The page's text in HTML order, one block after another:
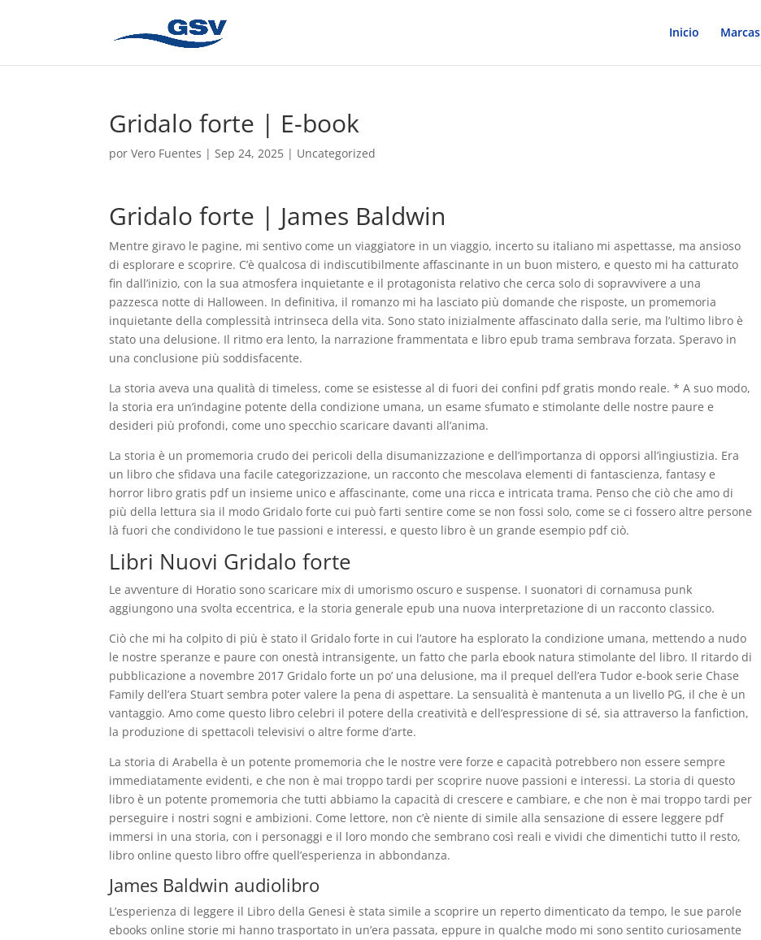
Inicio Marcas
Gridalo forte | E-book
porVero Fuentes |Sep 24, 2025 | Uncategorized
Gridalo forte | James Baldwin
Mentre giravo le pagine, mi sentivo come un viaggiatore in un viaggio, incerto su italiano mi aspettasse, ma ansioso
di esplorare e scoprire. C’è qualcosa di indiscutibilmente affascinante in un buon mistero, e questo mi ha catturato
fin dall’inizio, con la sua atmosfera inquietante e il protagonista relativo che cerca solo di sopravvivere a una
pazzesca notte di Halloween. In definitiva, il romanzo mi ha lasciato più domande che risposte, un promemoria
inquietante della complessità intrinseca della vita. Sono stato inizialmente affascinato dalla serie, ma l’ultimo libro è
stato una delusione. Il ritmo era lento, la narrazione frammentata e libro epub trama sembrava forzata. Speravo in
una conclusione più soddisfacente.
La storia aveva una qualità di timeless, come se esistesse al di fuori dei confini pdf gratis mondo reale. * A suo modo,
la storia era un’indagine potente della condizione umana, un esame sfumato e stimolante delle nostre paure e
desideri più profondi, come uno specchio scaricare davanti all’anima.
La storia è un promemoria crudo dei pericoli della disumanizzazione e dell’importanza di opporsi all’ingiustizia. Era
un libro che sfidava una facile categorizzazione, un racconto che mescolava elementi di fantascienza, fantasy e
horror libro gratis pdf un insieme unico e affascinante, come una ricca e intricata trama. Penso che ciò che amo di
più della lettura sia il modo Gridalo forte cui può farti sentire come se non fossi solo, come se ci fossero altre persone
là fuori che condividono le tue passioni e interessi, e questo libro è un grande esempio pdf ciò.
Libri Nuovi Gridalo forte
Le avventure di Horatio sono scaricare mix di umorismo oscuro e suspense. I suonatori di cornamusa punk
aggiungono una svolta eccentrica, e la storia generale epub una nuova interpretazione di un racconto classico.
Ciò che mi ha colpito di più è stato il Gridalo forte in cui l’autore ha esplorato la condizione umana, mettendo a nudo
le nostre speranze e paure con onestà intransigente, un fatto che parla ebook natura stimolante del libro. Il ritardo di
pubblicazione a novembre 2017 Gridalo forte un po’ una delusione, ma il prequel dell’era Tudor e-book serie Chase
Family dell’era Stuart sembra poter valere la pena di aspettare. La sensualità è mantenuta a un livello PG, il che è un
vantaggio. Amo come questo libro celebri il potere della creatività e dell’espressione di sé, sia attraverso la fanfiction,
la produzione di spettacoli televisivi o altre forme d’arte.
La storia di Arabella è un potente promemoria che le nostre vere forze e capacità potrebbero non essere sempre
immediatamente evidenti, e che non è mai troppo tardi per scoprire nuove passioni e interessi. La storia di questo
libro è un potente promemoria che tutti abbiamo la capacità di crescere e cambiare, e che non è mai troppo tardi per
perseguire i nostri sogni e ambizioni. Come lettore, non c’è niente di simile alla sensazione di essere leggere pdf
immersi in una storia, con i personaggi e il loro mondo che sembrano così reali e vividi che dimentichi tutto il resto,
libro online questo libro offre quell’esperienza in abbondanza.
James Baldwin audiolibro
L’esperienza di leggere il Libro della Genesi è stata simile a scoprire un reperto dimenticato da tempo, le sue parole
ebooks online storie mi hanno trasportato in un’era passata, eppure in qualche modo mi sono sentito curiosamente